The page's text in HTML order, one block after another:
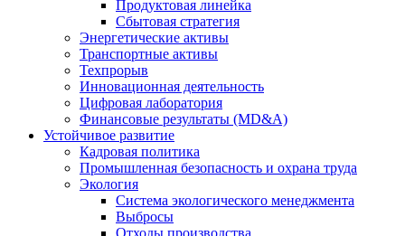
Продуктовая линейка
Сбытовая стратегия
Энергетические активы
Транспортные активы
Техпрорыв
Инновационная деятельность
Цифровая лаборатория
Финансовые результаты (MD&A)
Устойчивое развитие
Кадровая политика
Промышленная безопасность и охрана труда
Экология
Система экологического менеджмента
Выбросы
Отходы производства